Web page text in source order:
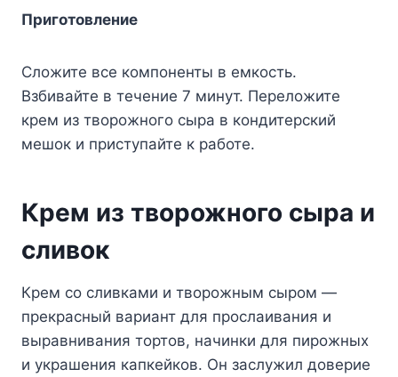
Приготовление
Сложите все компоненты в емкость.
Взбивайте в течение 7 минут. Переложите
крем из творожного сыра в кондитерский
мешок и приступайте к работе.
Крем из творожного сыра и
сливок
Крем со сливками и творожным сыром —
прекрасный вариант для прослаивания и
выравнивания тортов, начинки для пирожных
и украшения капкейков. Он заслужил доверие